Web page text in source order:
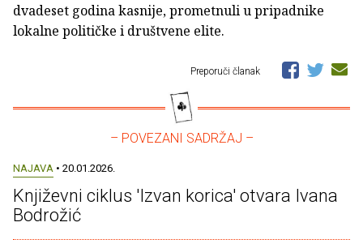
dvadeset godina kasnije, prometnuli u pripadnike
lokalne političke i društvene elite.
Preporuči članak
– POVEZANI SADRŽAJ –
NAJAVA • 20.01.2026.
Književni ciklus 'Izvan korica' otvara Ivana
Bodrožić